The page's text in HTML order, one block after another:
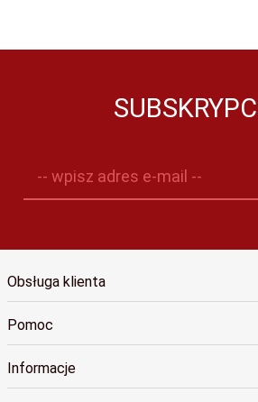
-- wpisz adres e-mail --
Obsługa klienta
Pomoc
Informacje